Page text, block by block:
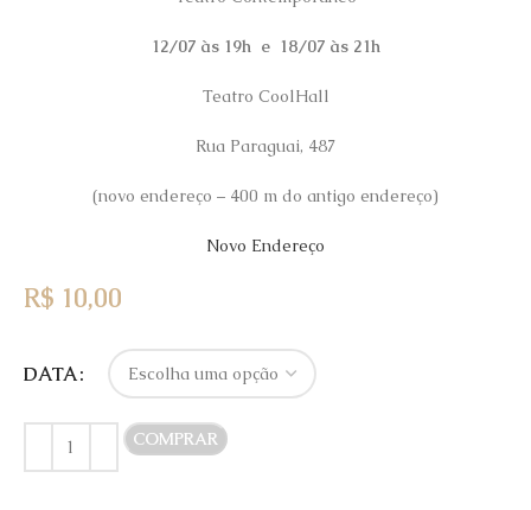
12/07 às 19h e 18/07 às 21h
Teatro CoolHall
Rua Paraguai, 487
(novo endereço – 400 m do antigo endereço)
Novo Endereço
R$ 10,00
DATA
COMPRAR